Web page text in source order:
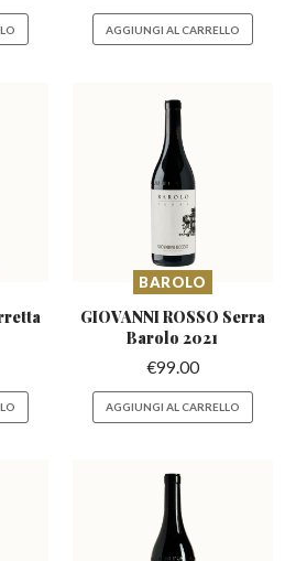
AGGIUNGI AL CARRELLO
BAROLO
GIOVANNI ROSSO Serra
Barolo 2021
€99.00
AGGIUNGI AL CARRELLO